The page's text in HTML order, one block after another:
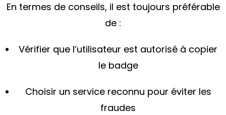
En termes de conseils, il est toujours préférable
de :
Vérifier que l’utilisateur est autorisé à copier
le badge
Choisir un service reconnu pour éviter les
fraudes